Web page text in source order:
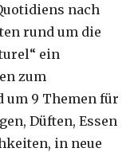
nach
rund um die
ein
zum
um 9 Themen für
Düften, Essen
in neue